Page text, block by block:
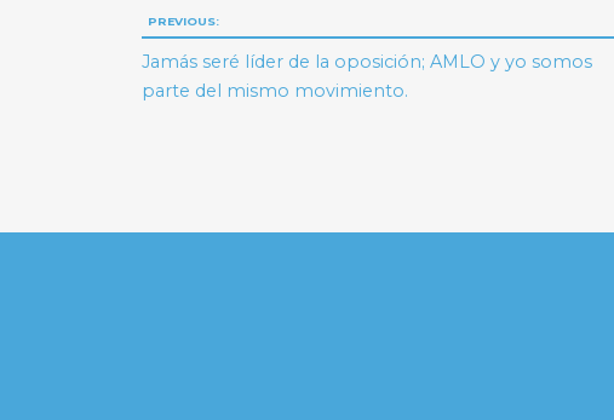
Navegación
de
PREVIOUS:
Jamás seré líder de la oposición; AMLO y yo somos
parte del mismo movimiento.